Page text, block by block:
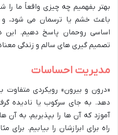
بهتر بفهمیم چه چیزی واقعاً ما
باعث خشم یا ترسمان می شود، و
اساسی روحمان پاسخ دهیم. این
تصمیم گیری های سالم و زندگی
مدیریت احساسات
«درون و بیرون» رویکردی
دهد. به جای سرکوب یا نادیده
آموزد که آن ها را بپذیریم، به آن
راه برای ابرازشان را بیابیم.